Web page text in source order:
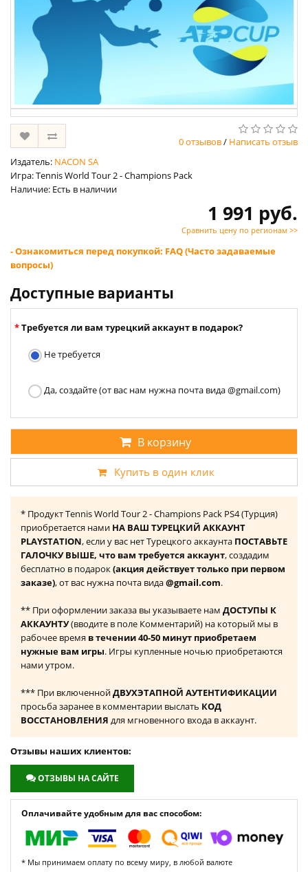
0 отзывов/ Написать отзыв
Издатель: NACON SA
Игра: Tennis World Tour 2 - Champions Pack
Наличие: Есть в наличии
1 991 руб.
Сравнить цену по регионам >>
- Ознакомиться перед покупкой: FAQ (Часто задаваемые
вопросы)
Доступные варианты
Требуется ли вам турецкий аккаунт в подарок?
Не требуется
Да, создайте (от вас нам нужна почта вида @gmail.com)
В корзину
Купить в один клик
* Продукт Tennis World Tour 2 - Champions Pack PS4 (Турция)
приобретается нами НА ВАШ ТУРЕЦКИЙ АККАУНТ
PLAYSTATION, если у вас нет Турецкого аккаунта ПОСТАВЬТЕ
ГАЛОЧКУ ВЫШЕ, что вам требуется аккаунт, создадим
бесплатно в подарок(акция действует только при первом
заказе), от вас нужна почта вида@gmail.com.
** При оформлении заказа вы указываете нам ДОСТУПЫ К
АККАУНТУ(вводите в поле Комментарий) на который мы в
рабочее время в течении 40-50 минут приобретаем
нужные вам игры. Игры купленные ночью приобретаются
нами утром.
*** При включеннойДВУХЭТАПНОЙ АУТЕНТИФИКАЦИИ
просьба заранее в комментарии выслать КОД
ВОССТАНОВЛЕНИЯ для мгновенного входа в аккаунт.
Отзывы наших клиентов:
ОТЗЫВЫ НА САЙТЕ
Оплачивайте удобным для вас способом:
* Мы принимаем оплату по всему миру, в любой валюте